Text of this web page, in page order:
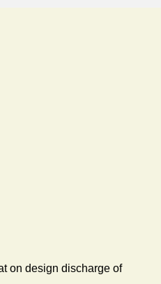
on design discharge of